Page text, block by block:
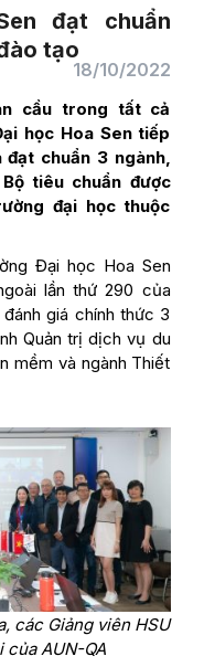
đạt chuẩn
tạo
18/10/2022
cầu trong tất cả
học Hoa Sen tiếp
chuẩn 3 ngành,
tiêu chuẩn được
đại học thuộc
Đại học Hoa Sen
lần thứ 290 của
giá chính thức 3
Quản trị dịch vụ du
mềm và ngành Thiết
các Giảng viên HSU
AUN-QA